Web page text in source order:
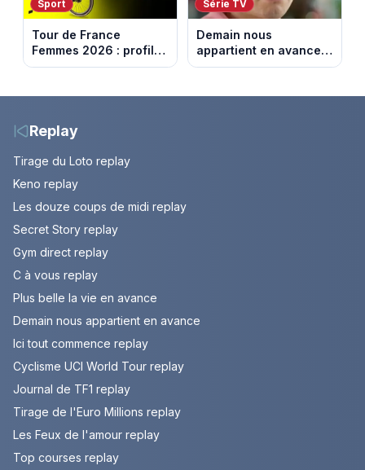
Sport
Tour de France
Femmes 2026 : profil
et horaires de la 7e
sur-Rhône et le Mont
Série TV
Demain nous
appartient en avance:
Samuel perd le
août 2026.
Replay
Tirage du Loto replay
Keno replay
Les douze coups de midi replay
Secret Story replay
Gym direct replay
C à vous replay
Plus belle la vie en avance
Demain nous appartient en avance
Ici tout commence replay
Cyclisme UCI World Tour replay
Journal de TF1 replay
Tirage de l'Euro Millions replay
Les Feux de l'amour replay
Top courses replay